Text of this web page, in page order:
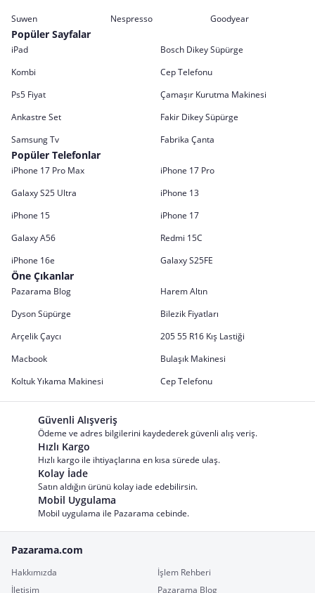
Suwen
Nespresso Goodyear
Popüler Sayfalar
iPad
Bosch Dikey Süpürge
Kombi
Cep Telefonu
Ps5 Fiyat
Çamaşır Kurutma Makinesi
Ankastre Set
Fakir Dikey Süpürge
Samsung Tv
Fabrika Çanta
Popüler Telefonlar
iPhone 17 Pro Max
iPhone 17 Pro
Galaxy S25 Ultra
iPhone 13
iPhone 15
iPhone 17
Galaxy A56
Redmi 15C
iPhone 16e
Galaxy S25FE
Öne Çıkanlar
Pazarama Blog
Harem Altın
Dyson Süpürge
Bilezik Fiyatları
Arçelik Çaycı
205 55 R16 Kış Lastiği
Macbook
Bulaşık Makinesi
Koltuk Yıkama Makinesi
Cep Telefonu
Güvenli Alışveriş
Ödeme ve adres bilgilerini kaydederek güvenli alış veriş.
Hızlı Kargo
Hızlı kargo ile ihtiyaçlarına en kısa sürede ulaş.
Kolay İade
Satın aldığın ürünü kolay iade edebilirsin.
Mobil Uygulama
Mobil uygulama ile Pazarama cebinde.
Pazarama.com
Hakkımızda
İşlem Rehberi
İletişim
Pazarama Blog